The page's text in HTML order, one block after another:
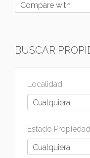
Compare with
BUSCAR
Localidad
Cualquiera
Estado Propiedad
Cualquiera